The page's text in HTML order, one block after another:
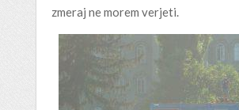
zmeraj ne morem verjeti.